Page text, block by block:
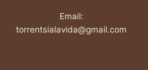
Email:
torrentsialavida@gmail.com